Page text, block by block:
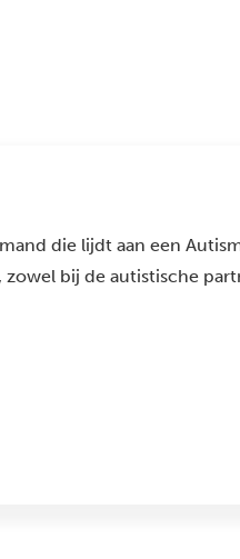
die lijdt aan een
zowel bij de autistische